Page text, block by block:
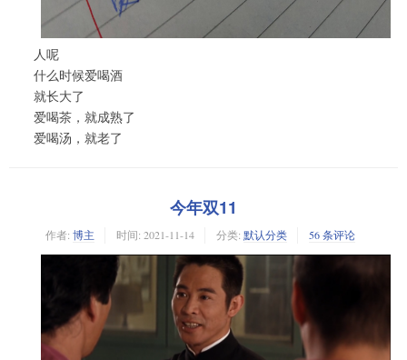
人呢
什么时候爱喝酒
就长大了
爱喝茶，就成熟了
爱喝汤，就老了
今年双11
作者: 博主 时间: 2021-11-14 分类: 默认分类 56 条评论